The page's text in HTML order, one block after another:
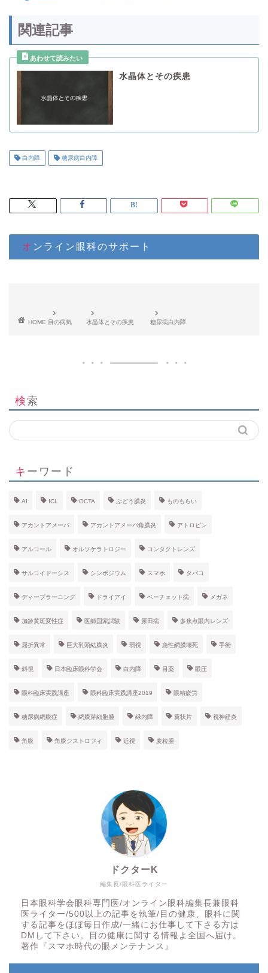
関連記事
水晶体とその疾患
白内障 糖尿病白内障
オンライン眼科のサポート
HOME 目の病気 水晶体とその疾患 糖尿病白内障
検索
キーワード
AI ICL OCTA ぶどう膜炎 ものもらい
アカントアメーバ アカントアメーバ角膜炎 アトロピン
アルコール オルソケラトロジー コンタクトレンズ
サルコイドーシス シンポジウム スマホ タバコ
ディープラーニング ドライアイ ベーチェット病 メガネ
加齢黄斑変性症 医師国家試験 原田病 多焦点眼内レンズ
屈折異常 巨大乳頭結膜炎 弱視 急性網膜壊死 手術
斜視 日本臨床眼科学会 白内障 目薬 眼圧
眼科臨床実践講座 眼科臨床実践講座2019 眼精疲労
糖尿病網膜症 網膜芽細胞腫 緑内障 翼状片 視神経炎
角膜 角膜ジストロフィ 近視 麦粒腫
編集長/眼科医ライター
ドクターK
日本眼科学会眼科専門医/オンライン眼科編集長兼眼科
医ライター/500以上の記事を執筆/目の健康、眼科に関
する記事をほぼ毎日作成/一緒にお仕事して下さる方は
DMして下さい。目の健康に関する情報よ全国へ届け。
著作『スマホ時代の眼メンテナンス』